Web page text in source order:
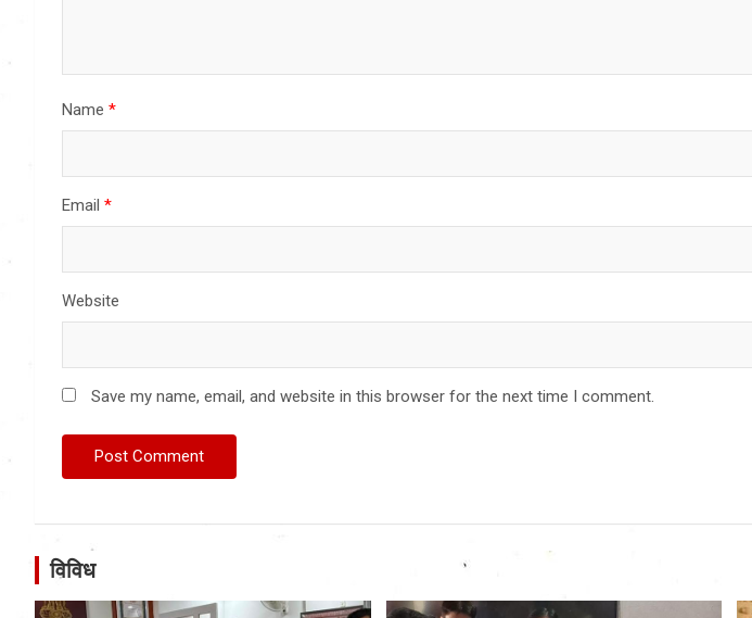
Name *
Email *
Website
Save my name, email, and website in this browser for the next time I comment.
विविध